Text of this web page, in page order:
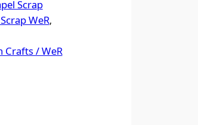
Scrap
WeR
Crafts / WeR